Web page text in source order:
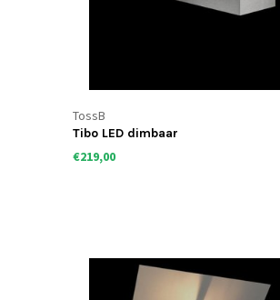
TossB
Tibo LED dimbaar
€219,00